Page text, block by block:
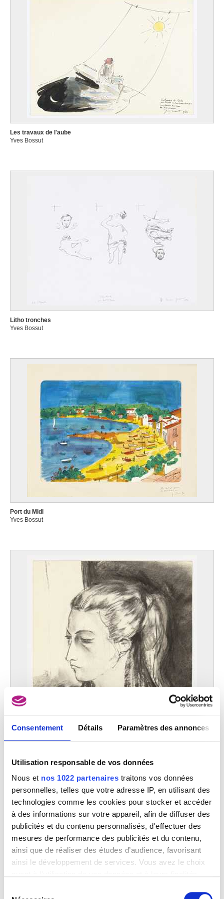
Consentement Détails Paramètres des annonces
Utilisation responsable de vos données
Nous et nos 1022 partenaires traitons vos données
personnelles, telles que votre adresse IP, en utilisant des
technologies comme les cookies pour stocker et accéder
à des informations sur votre appareil, afin de diffuser des
publicités et du contenu personnalisés, d'effectuer des
mesures de performance des publicités et du contenu,
ainsi que de réaliser des études d’audience, favorisant
ainsi le développement de services. Vous avez le choix
Les travaux de l'aube
Yves Bossut
Litho tronches
Yves Bossut
Port du Midi
Yves Bossut
Yves Bossut